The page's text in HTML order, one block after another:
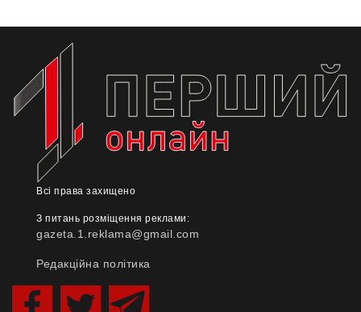
Всі права захищено
З питань розміщення реклами:
gazeta.1.reklama@gmail.com
Редакційна політика